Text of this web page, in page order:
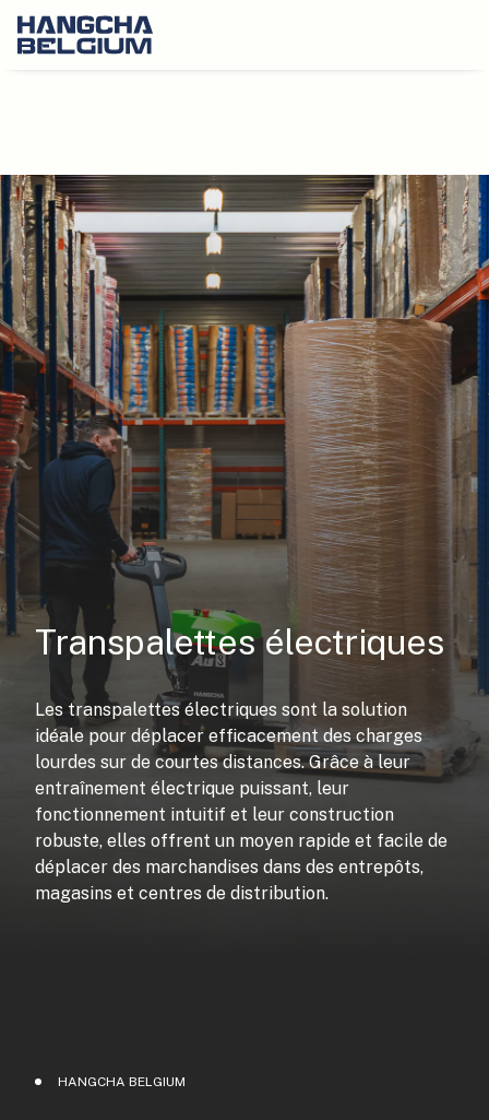
Transpalettes électriques
Les transpalettes électriques sont la solution
idéale pour déplacer efficacement des charges
lourdes sur de courtes distances. Grâce à leur
entraînement électrique puissant, leur
fonctionnement intuitif et leur construction
robuste, elles offrent un moyen rapide et facile de
déplacer des marchandises dans des entrepôts,
magasins et centres de distribution.
HANGCHA BELGIUM